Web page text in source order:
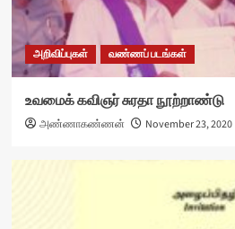
அறிவிப்புகள் வண்ணப் படங்கள்
உவமைக் கவிஞர் சுரதா நூற்றாண்டு
அண்ணாகண்ணன் November 23, 2020